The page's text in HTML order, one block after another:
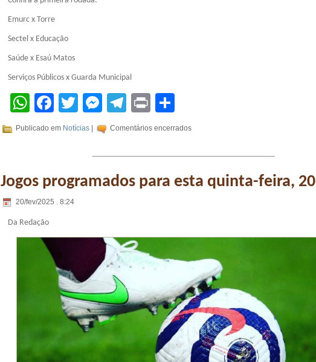
Emurc x Torre
Sectel x Educação
Saúde x Esaú Matos
Serviços Públicos x Guarda Municipal
WhatsApp
Facebook
TwitterMessenger
Telegram
Print
Publicado em Notícias Comentários encerrados
Jogos programados para esta quinta-feira, 20
20/fev/2025 . 8:24
Da Redação